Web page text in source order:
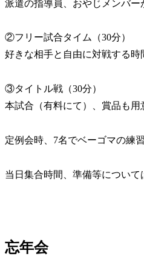
派遣の指導員、おやじメンバ
②フリー試合タイム（30分）
好きな相手と自由に対戦する時
③タイトル戦（30分）
本試合（有料にて）、賞品も用
定例会時、7名でベーゴマの練
当日集合時間、準備等について
忘年会